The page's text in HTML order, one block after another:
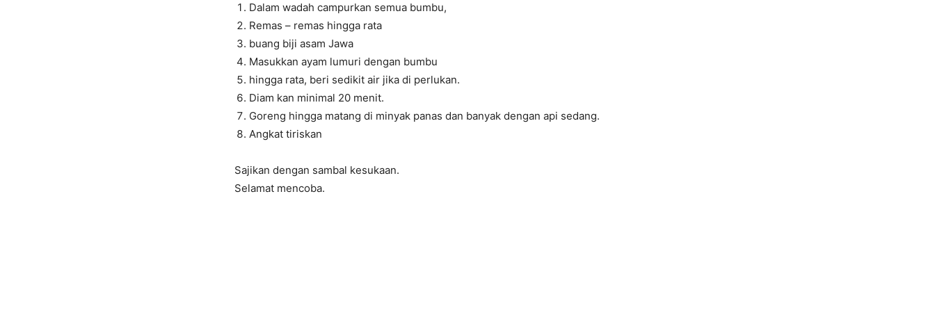
Dalam wadah campurkan semua bumbu,
Remas – remas hingga rata
buang biji asam Jawa
Masukkan ayam lumuri dengan bumbu
hingga rata, beri sedikit air jika di perlukan.
Diam kan minimal 20 menit.
Goreng hingga matang di minyak panas dan banyak dengan api sedang.
Angkat tiriskan
Sajikan dengan sambal kesukaan.
Selamat mencoba.